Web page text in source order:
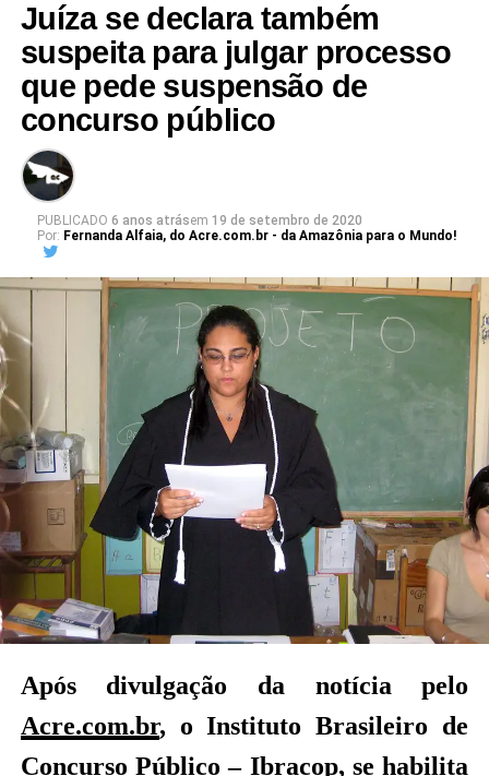
Juíza se declara também
suspeita para julgar processo
que pede suspensão de
concurso público
PUBLICADO 6 anos atrásem 19 de setembro de 2020
Por: Fernanda Alfaia, do Acre.com.br - da Amazônia para o Mundo!
Após divulgação da notícia pelo
Acre.com.br, o Instituto Brasileiro de
Concurso Público – Ibracop, se habilita